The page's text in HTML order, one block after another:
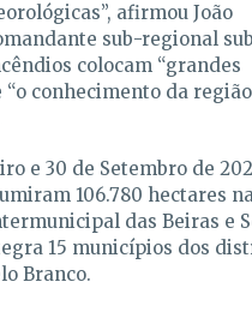
afirmou João
sub-regional
colocam “grandes
“o conhecimento da
e 30 de Setembro de
106.780 hectares
das Beiras e
15 municípios dos
Branco.